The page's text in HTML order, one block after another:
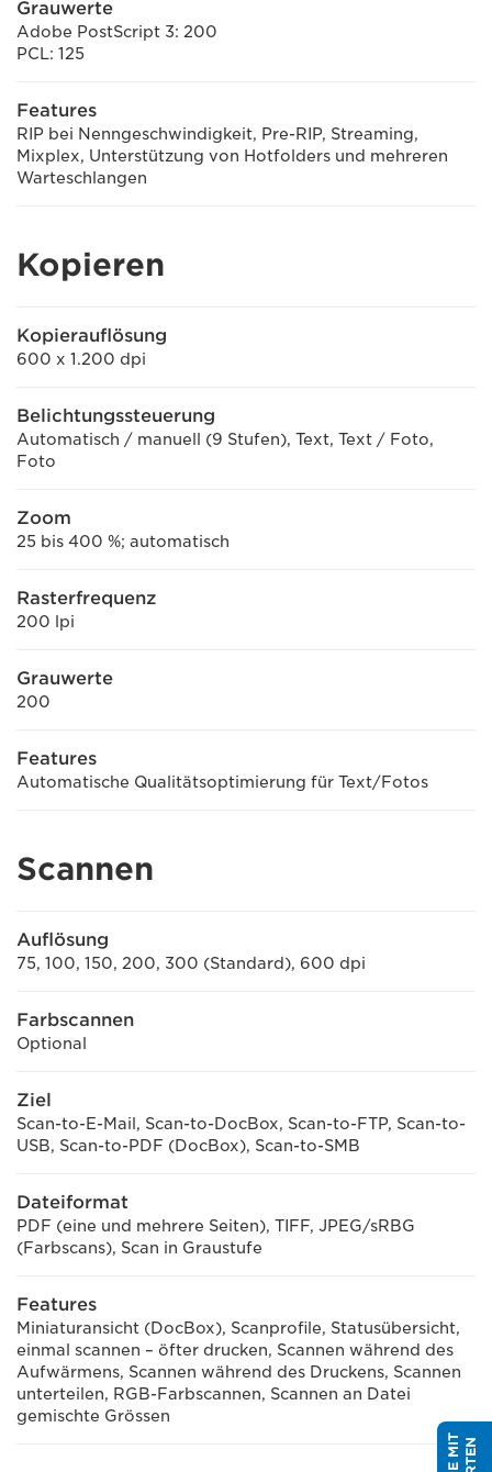
Grauwerte
Adobe PostScript 3: 200
PCL: 125
Features
RIP bei Nenngeschwindigkeit, Pre-RIP, Streaming,
Mixplex, Unterstützung von Hotfolders und mehreren
Warteschlangen
Kopieren
Kopierauflösung
600 x 1.200 dpi
Belichtungssteuerung
Automatisch / manuell (9 Stufen), Text, Text / Foto,
Foto
Zoom
25 bis 400 %; automatisch
Rasterfrequenz
200 lpi
Grauwerte
200
Features
Automatische Qualitätsoptimierung für Text/Fotos
Scannen
Auflösung
75, 100, 150, 200, 300 (Standard), 600 dpi
Farbscannen
Optional
Ziel
Scan-to-E-Mail, Scan-to-DocBox, Scan-to-FTP, Scan-to-
USB, Scan-to-PDF (DocBox), Scan-to-SMB
Dateiformat
PDF (eine und mehrere Seiten), TIFF, JPEG/sRBG
(Farbscans), Scan in Graustufe
Features
Miniaturansicht (DocBox), Scanprofile, Statusübersicht,
einmal scannen – öfter drucken, Scannen während des
Aufwärmens, Scannen während des Druckens, Scannen
unterteilen, RGB-Farbscannen, Scannen an Datei
gemischte Grössen